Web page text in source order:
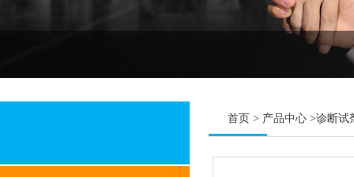
首页 > 产品中心 >诊断试